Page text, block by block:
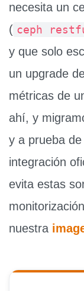
necesita un
( ceph
y que solo
un upgrade
métricas de
ahí, y
y a prueba
integración
evita estas
nuestra